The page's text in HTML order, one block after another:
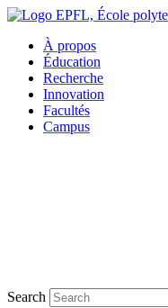
À propos
Éducation
Recherche
Innovation
Facultés
Campus
Search